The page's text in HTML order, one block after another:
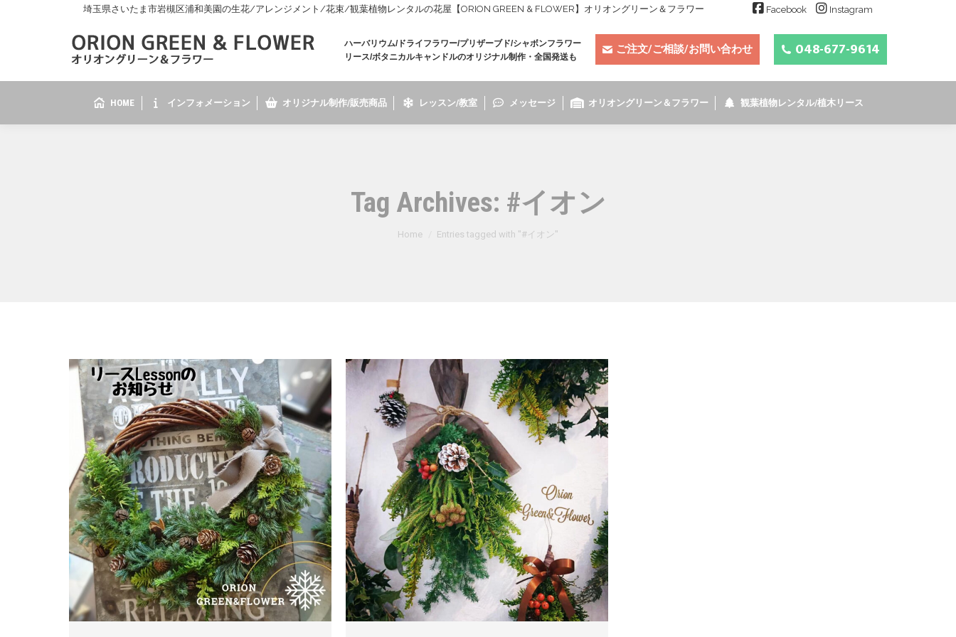
埼玉県さいたま市岩槻区浦和美園の生花/アレンジメント/花束/観葉植物レンタルの花屋【ORION GREEN & FLOWER】オリオングリーン＆フラワー Facebook Instagram
ハーバリウム/ドライフラワー/プリザーブド/シャボンフラワー
リース/ボタニカルキャンドルのオリジナル制作・全国発送も
ご注文/ご相談/お問い合わせ 048-677-9614
HOME インフォメーション オリジナル制作/販売商品 レッスン/教室 メッセージ オリオングリーン＆フラワー 観葉植物レンタル/植木リース
Tag Archives: #イオン
You are here:
Home Entries tagged with "#イオン"